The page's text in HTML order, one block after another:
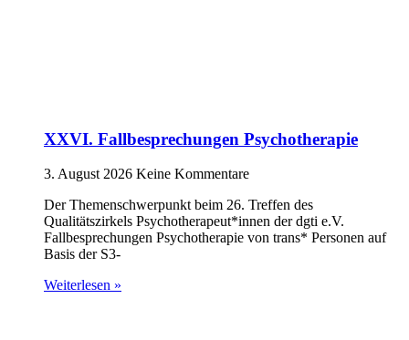
XXVI. Fallbesprechungen Psychotherapie
3. August 2026 Keine Kommentare
Der Themenschwerpunkt beim 26. Treffen des
Qualitätszirkels Psychotherapeut*innen der dgti e.V.
Fallbesprechungen Psychotherapie von trans* Personen auf
Basis der S3-
Weiterlesen »